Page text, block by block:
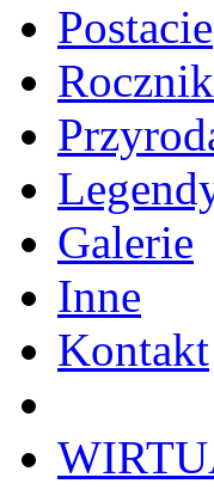
Postacie
Galerie
Inne
Kontakt